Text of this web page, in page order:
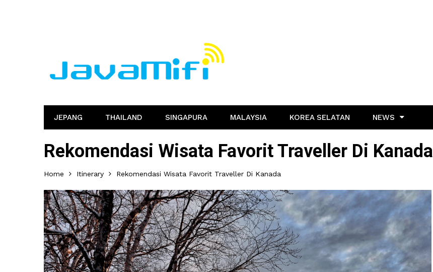
JEPANG THAILAND SINGAPURA MALAYSIA KOREA SELATAN NEWS
Rekomendasi Wisata Favorit Traveller Di Kanada
Home Itinerary Rekomendasi Wisata Favorit Traveller Di Kanada